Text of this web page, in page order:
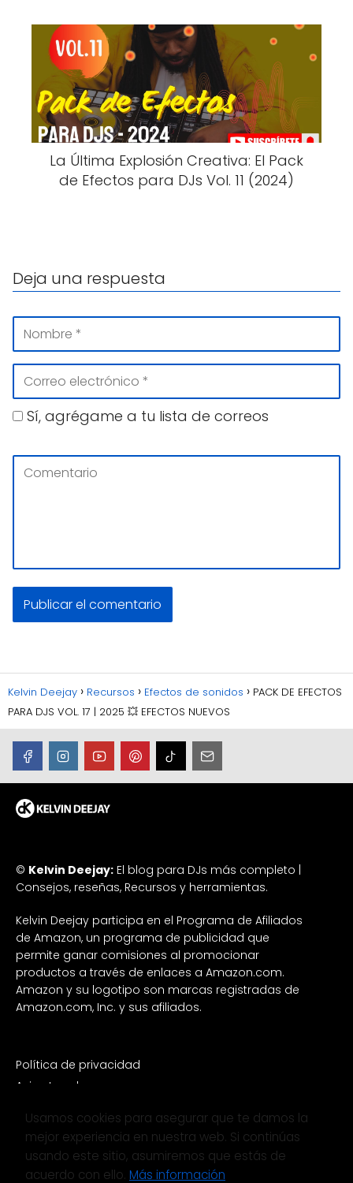
La Última Explosión Creativa: El Pack
de Efectos para DJs Vol. 11 (2024)
Deja una respuesta
Sí, agrégame a tu lista de correos
Kelvin Deejay Recursos Efectos de sonidos
PACK DE EFECTOS
PARA DJS VOL. 17 | 2025 💥 EFECTOS NUEVOS
© Kelvin Deejay: El blog para DJs más completo |
Consejos, reseñas, Recursos y herramientas.
Kelvin Deejay participa en el Programa de Afiliados
de Amazon, un programa de publicidad que
permite ganar comisiones al promocionar
productos a través de enlaces a Amazon.com.
Amazon y su logotipo son marcas registradas de
Amazon.com, Inc. y sus afiliados.
Política de privacidad
Aviso Legal
Noticias
Merchandiser
Redes Sociales
Usamos cookies para asegurar que te damos la
mejor experiencia en nuestra web. Si continúas
usando este sitio, asumiremos que estás de
acuerdo con ello. Más información